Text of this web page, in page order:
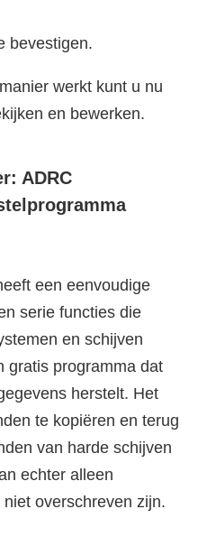
bevestigen.
werkt kunt u nu
en bewerken.
ADRC
een eenvoudige
serie functies die
en schijven
gratis programma dat
herstelt. Het
te kopiëren en terug
van harde schijven
echter alleen
overschreven zijn.